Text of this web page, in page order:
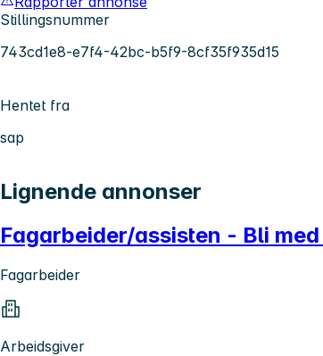
Stillingsnummer
743cd1e8-e7f4-42bc-b5f9-8cf35f935d15
Hentet fra
sap
Lignende annonser
Fagarbeider/assisten - Bli
Fagarbeider
Arbeidsgiver